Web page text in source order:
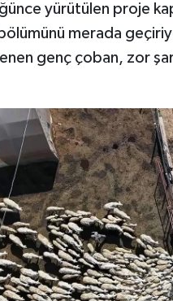
yürütülen proje
merada
genç çoban, zor